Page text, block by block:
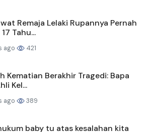
Remaja Lelaki Rupannya Pernah
Tahu...
ago 421
Kematian Berakhir Tragedi: Bapa
Kel...
ago 389
baby tu atas kesalahan kita